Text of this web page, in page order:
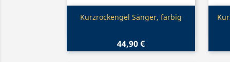
Vorschau
Kurzrockengel Sänger, farbig
44,90 €